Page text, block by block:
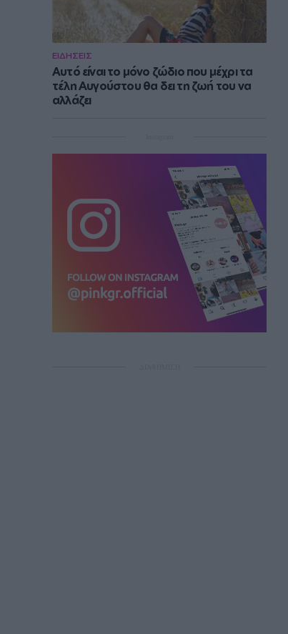
ΕΙΔΗΣΕΙΣ
Αυτό είναι το μόνο ζώδιο που μέχρι τα
τέλη Αυγούστου θα δει τη ζωή του να
αλλάζει